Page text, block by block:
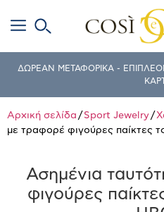
ΔΩΡΕΑΝ ΜΕΤΑΦΟΡΙΚΑ -
Αρχική σελίδα / Sport Jewelry/
με τραφορέ φιγούρες παίκτες
Ασημένια
φιγούρες